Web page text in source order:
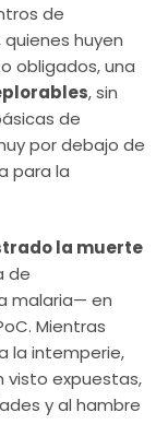
de
huyen
obligados, una
, sin
de
por debajo de
para la
la muerte
de
malaria— en
Mientras
la intemperie,
visto expuestas,
y al hambre